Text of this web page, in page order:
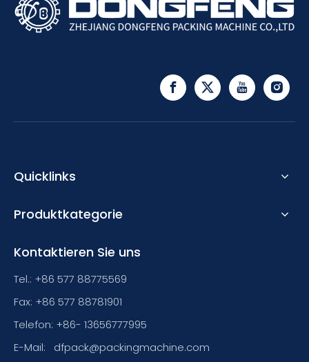
Quicklinks
Produktkategorie
Kontaktieren Sie uns
Tel.: +86 577 88775569
Fax: +86 577 88781901
Telefon: +86- 13656777995
E-Mail:
dfpack@packingmachine.com